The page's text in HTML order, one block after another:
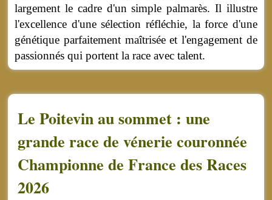
largement le cadre d'un simple palmarès. Il illustre
l'excellence d'une sélection réfléchie, la force d'une
génétique parfaitement maîtrisée et l'engagement de
passionnés qui portent la race avec talent.
Le Poitevin au sommet : une
grande race de vénerie couronnée
Championne de France des Races
2026